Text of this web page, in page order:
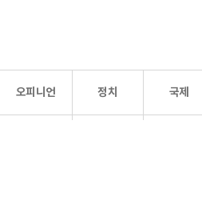
오피니언 정치 국제